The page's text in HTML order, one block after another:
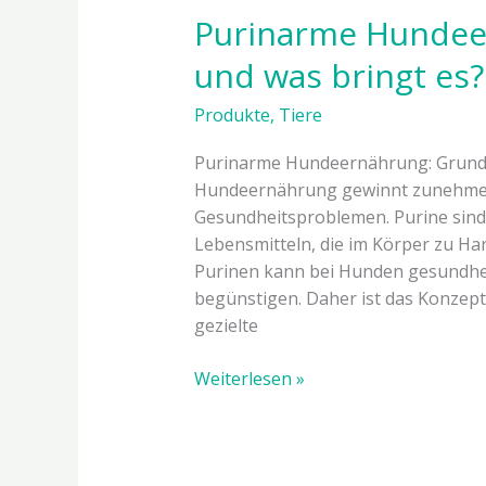
Purinarme
und was bringt es?
Produkte, Tiere
Purinarme Hundeernährung:
Hundeernährung gewinnt
Gesundheitsproblemen. Purine
Lebensmitteln, die im Körper zu
Purinen kann bei Hunden
begünstigen. Daher ist das
gezielte
Weiterlesen »